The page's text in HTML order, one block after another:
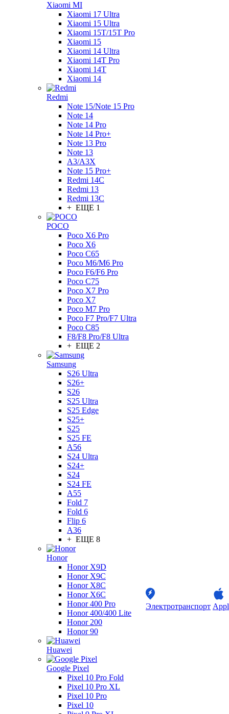
Xiaomi MI
Xiaomi 17 Ultra
Xiaomi 15 Ultra
Xiaomi 15T/15T Pro
Xiaomi 15
Xiaomi 14 Ultra
Xiaomi 14T Pro
Xiaomi 14T
Xiaomi 14
Redmi
Note 15/Note 15 Pro
Note 14
Note 14 Pro
Note 14 Pro+
Note 13 Pro
Note 13
A3/A3X
Note 15 Pro+
Redmi 14C
Redmi 13
Redmi 13C
+ ЕЩЕ 1
POCO
Poco X6 Pro
Poco X6
Poco C65
Poco M6/M6 Pro
Poco F6/F6 Pro
Poco C75
Poco X7 Pro
Poco X7
Poco M7 Pro
Poco F7 Pro/F7 Ultra
Poco C85
F8/F8 Pro/F8 Ultra
+ ЕЩЕ 2
Samsung
S26 Ultra
S26+
S26
S25 Ultra
S25 Edge
S25+
S25
S25 FE
A56
S24 Ultra
S24+
S24
S24 FE
A55
Fold 7
Fold 6
Flip 6
A36
+ ЕЩЕ 8
Honor
Honor X9D
Honor X9C
Honor X8C
Honor X6C
Honor 400 Pro
Honor 400/400 Lite
Honor 200
Honor 90
Huawei
Google Pixel
Pixel 10 Pro Fold
Pixel 10 Pro XL
Pixel 10 Pro
Pixel 10
Электротранспорт